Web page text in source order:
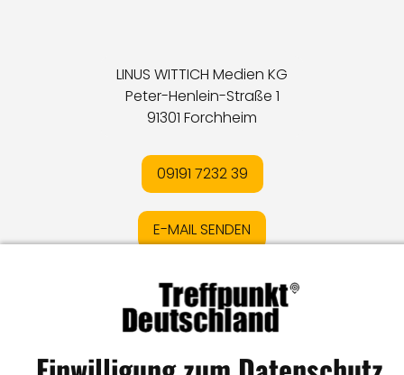
LINUS WITTICH Medien KG
Peter-Henlein-Straße 1
91301 Forchheim
09191 7232 39
E-MAIL SENDEN
DatenschutzIOnline-Streitschlichtung
MediadatenIKontaktIVertrag widerrufen